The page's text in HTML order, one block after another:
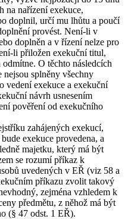
na nařízení exekuce,
doplnil, určí mu lhůtu a poučí
provést. Není-li v
doplněn a v řízení nelze pro
li přiložen exekuční titul,
O těchto následcích
nejsou splněny všechny
vedení exekuce a exekuční
návrh usnesením
pověření od exekučního
zahájených exekucí,
exekuce provedena, a
majetku, který má být
se rozumí příkaz k
uvedených v EŘ (viz 58 a
příkazu zvolit takový
zejména vzhledem k
předmětu, z něhož má být
(§ 47 odst. 1 EŘ).